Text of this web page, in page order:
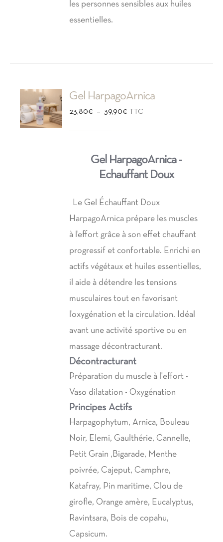
les personnes sensibles aux huiles
essentielles.
OPTIONS
CE
PRODUIT
Gel HarpagoArnica
23,80€ – 39,90€ Plage
23,80€
à
TTC
Gel HarpagoArnica -
Echauffant Doux
Le Gel Échauffant Doux
HarpagoArnica prépare les muscles
à l’effort grâce à son effet chauffant
progressif et confortable. Enrichi en
actifs végétaux et huiles essentielles,
il aide à détendre les tensions
musculaires tout en favorisant
l’oxygénation et la circulation. Idéal
avant une activité sportive ou en
massage décontracturant.
Décontracturant
Préparation du muscle à l'effort -
Vaso dilatation - Oxygénation
Principes Actifs
Harpagophytum, Arnica, Bouleau
Noir, Elemi, Gaulthérie, Cannelle,
Petit Grain ,Bigarade, Menthe
poivrée, Cajeput, Camphre,
Katafray, Pin maritime, Clou de
girofle, Orange amère, Eucalyptus,
Ravintsara, Bois de copahu,
Capsicum.